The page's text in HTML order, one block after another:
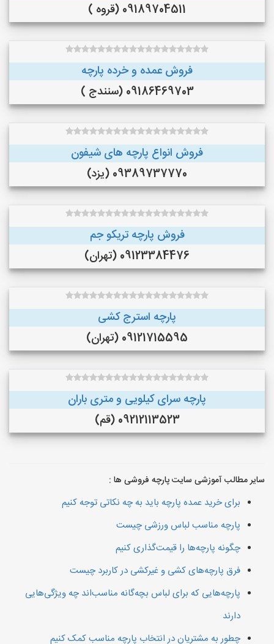
09189704511 (قروه )
فروش عمده و خرده پارچه
09186469703 (سنندج )
فروش انواع پارچه های شیفون
09389737770 (یزد)
فروش پارچه تریکو جم
09123384476 (تهران)
پارچه استرج کشی
09121715595 (تهران)
پارچه سرای کیلویی و متری باران
09212113523 (قم)
سایر مطالب آموزشی سایت پارچه فروشی ها :
برای خرید عمده پارچه باید به چه نکاتی توجه کنیم
پارچه مناسب لباس ورزشی چیست
چگونه پارچه‌ها را قیمت‌گذاری کنیم
فرق پارچه‌های کشی و غیرکشی در کاربرد چیست
پارچه‌هایی که برای لباس بچه‌گانه مناسب‌اند چه ویژگی‌هایی
دارند
چطور به مشتریان در انتخاب پارچه مناسب کمک کنیم